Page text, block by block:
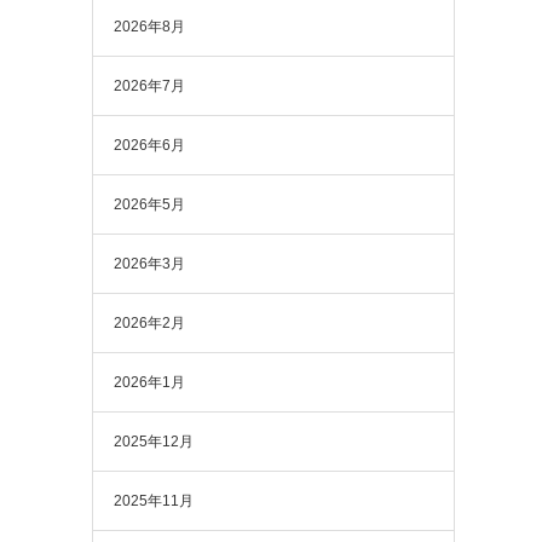
2026年8月
2026年7月
2026年6月
2026年5月
2026年3月
2026年2月
2026年1月
2025年12月
2025年11月